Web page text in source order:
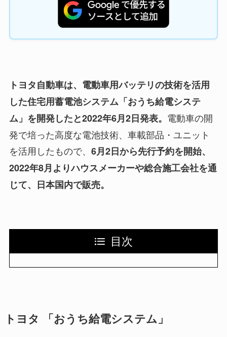
トヨタ自動車は、電動車用バッテリの技術を活用
した住宅用蓄電池システム「おうち給電システ
ム」を開発したと2022年6月2日発表。 電動車の開
発で培った高度な電池技術、車載部品・ユニット
を活用したもので、 6月2日から先行予約を開始、
2022年8月よりハウスメーカーや総合施工会社を通
じて、日本国内で販売。
目次
トヨタ 「おうち給電システム」